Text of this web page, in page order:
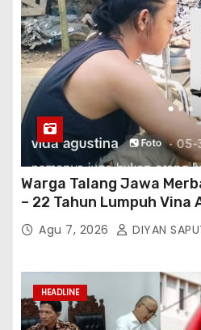
Warga Talang Jawa
– 22 Tahun Lumpuh Vina
Tiktok Inginkan Kursi
Perwakilan Provinsi
Bertindak
Agu 7, 2026 DIYAN
HEADLINE